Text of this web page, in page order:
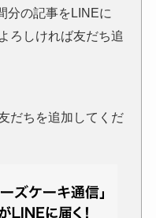
分の記事をLINEに
ろしければ友だち追
だちを追加してくだ